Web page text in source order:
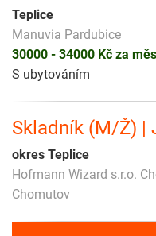
Teplice
Manuvia Pardubice
30000 - 34000 Kč za
S ubytováním
Skladník (M/Ž) |
okres Teplice
Hofmann Wizard s.r.o.
Chomutov